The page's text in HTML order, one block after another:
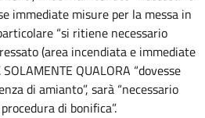
immediate misure per la messa in
“si ritiene necessario
(area incendiata e immediate
QUALORA “dovesse
di amianto”, sarà “necessario
di bonifica”.